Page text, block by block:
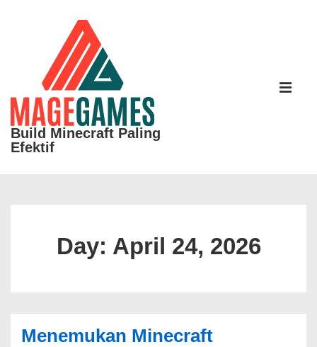
Build Minecraft Paling
Efektif
Main
Day: April 24, 2026
Menemukan Minecraft